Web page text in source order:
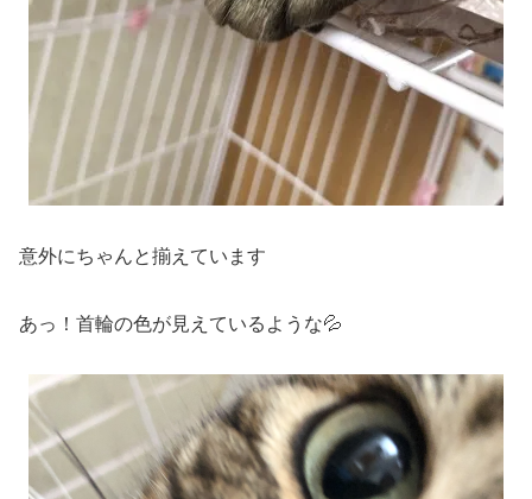
意外にちゃんと揃えています
あっ！首輪の色が見えているような💦